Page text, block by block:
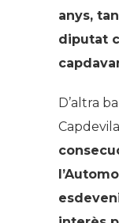
anys,
diputat
D’altra